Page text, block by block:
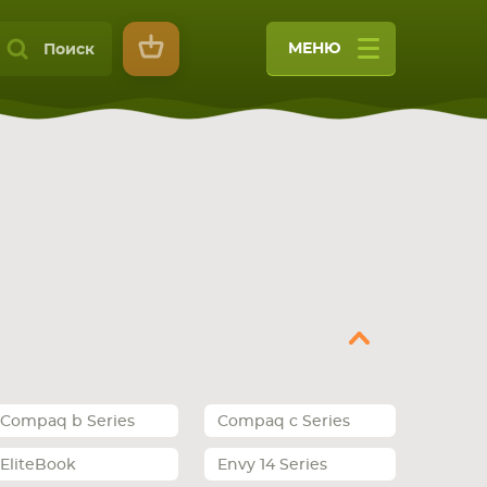
Поиск МЕНЮ
Compaq b Series Compaq c Series
EliteBook Envy 14 Series